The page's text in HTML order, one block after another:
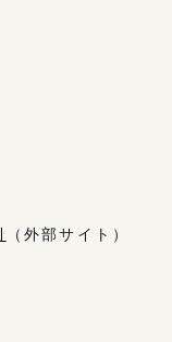
（外部サイト）